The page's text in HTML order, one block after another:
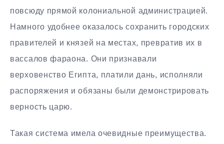
повсюду прямой колониальной администрацией.
Намного удобнее оказалось сохранить городских
правителей и князей на местах, превратив их в
вассалов фараона. Они признавали
верховенство Египта, платили дань, исполняли
распоряжения и обязаны были демонстрировать
верность царю.
Такая система имела очевидные преимущества.